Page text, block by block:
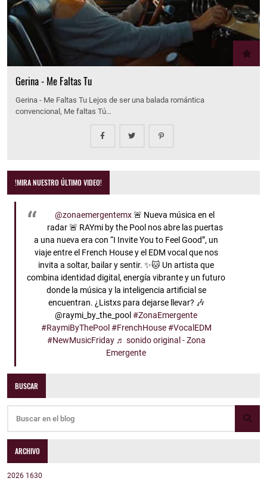
Gerina - Me Faltas Tu
Gerina - Me Faltas Tu Lejos de ser una balada romántica
convencional, Me faltas Tú…
!MIRA NUESTRO ÚLTIMO VIDEO!
@zonaemergentemx🚨 Nueva música en el
radar 🚨 RAYmi by the Pool nos abre las puertas
a una nueva era con “I Invite You to Feel Good”, un
viaje entre el French House y el EDM vocal que nos
invita a soltar, bailar y sentir. ✨🐱 Un artista que
combina identidad digital, energía vibrante y un futuro
donde la música y la inteligencia artificial se
encuentran. ¿Listxs para dejarse llevar? 🎶
@raymi_by_the_pool#ZonaEmergente
#RaymiByThePool #FrenchHouse #VocalEDM
#NewMusicFriday ♬ sonido original - Zona
Emergente
BUSCAR
ARCHIVO
2026 1630